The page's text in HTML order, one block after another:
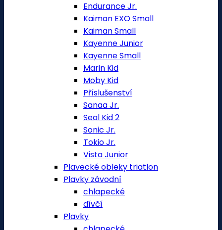
Endurance Jr.
Kaiman EXO Small
Kaiman Small
Kayenne Junior
Kayenne Small
Marin Kid
Moby Kid
Příslušenství
Sanaa Jr.
Seal Kid 2
Sonic Jr.
Tokio Jr.
Vista Junior
Plavecké obleky triatlon
Plavky závodní
chlapecké
dívčí
Plavky